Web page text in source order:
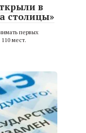
в
столицы»
первых
мест.